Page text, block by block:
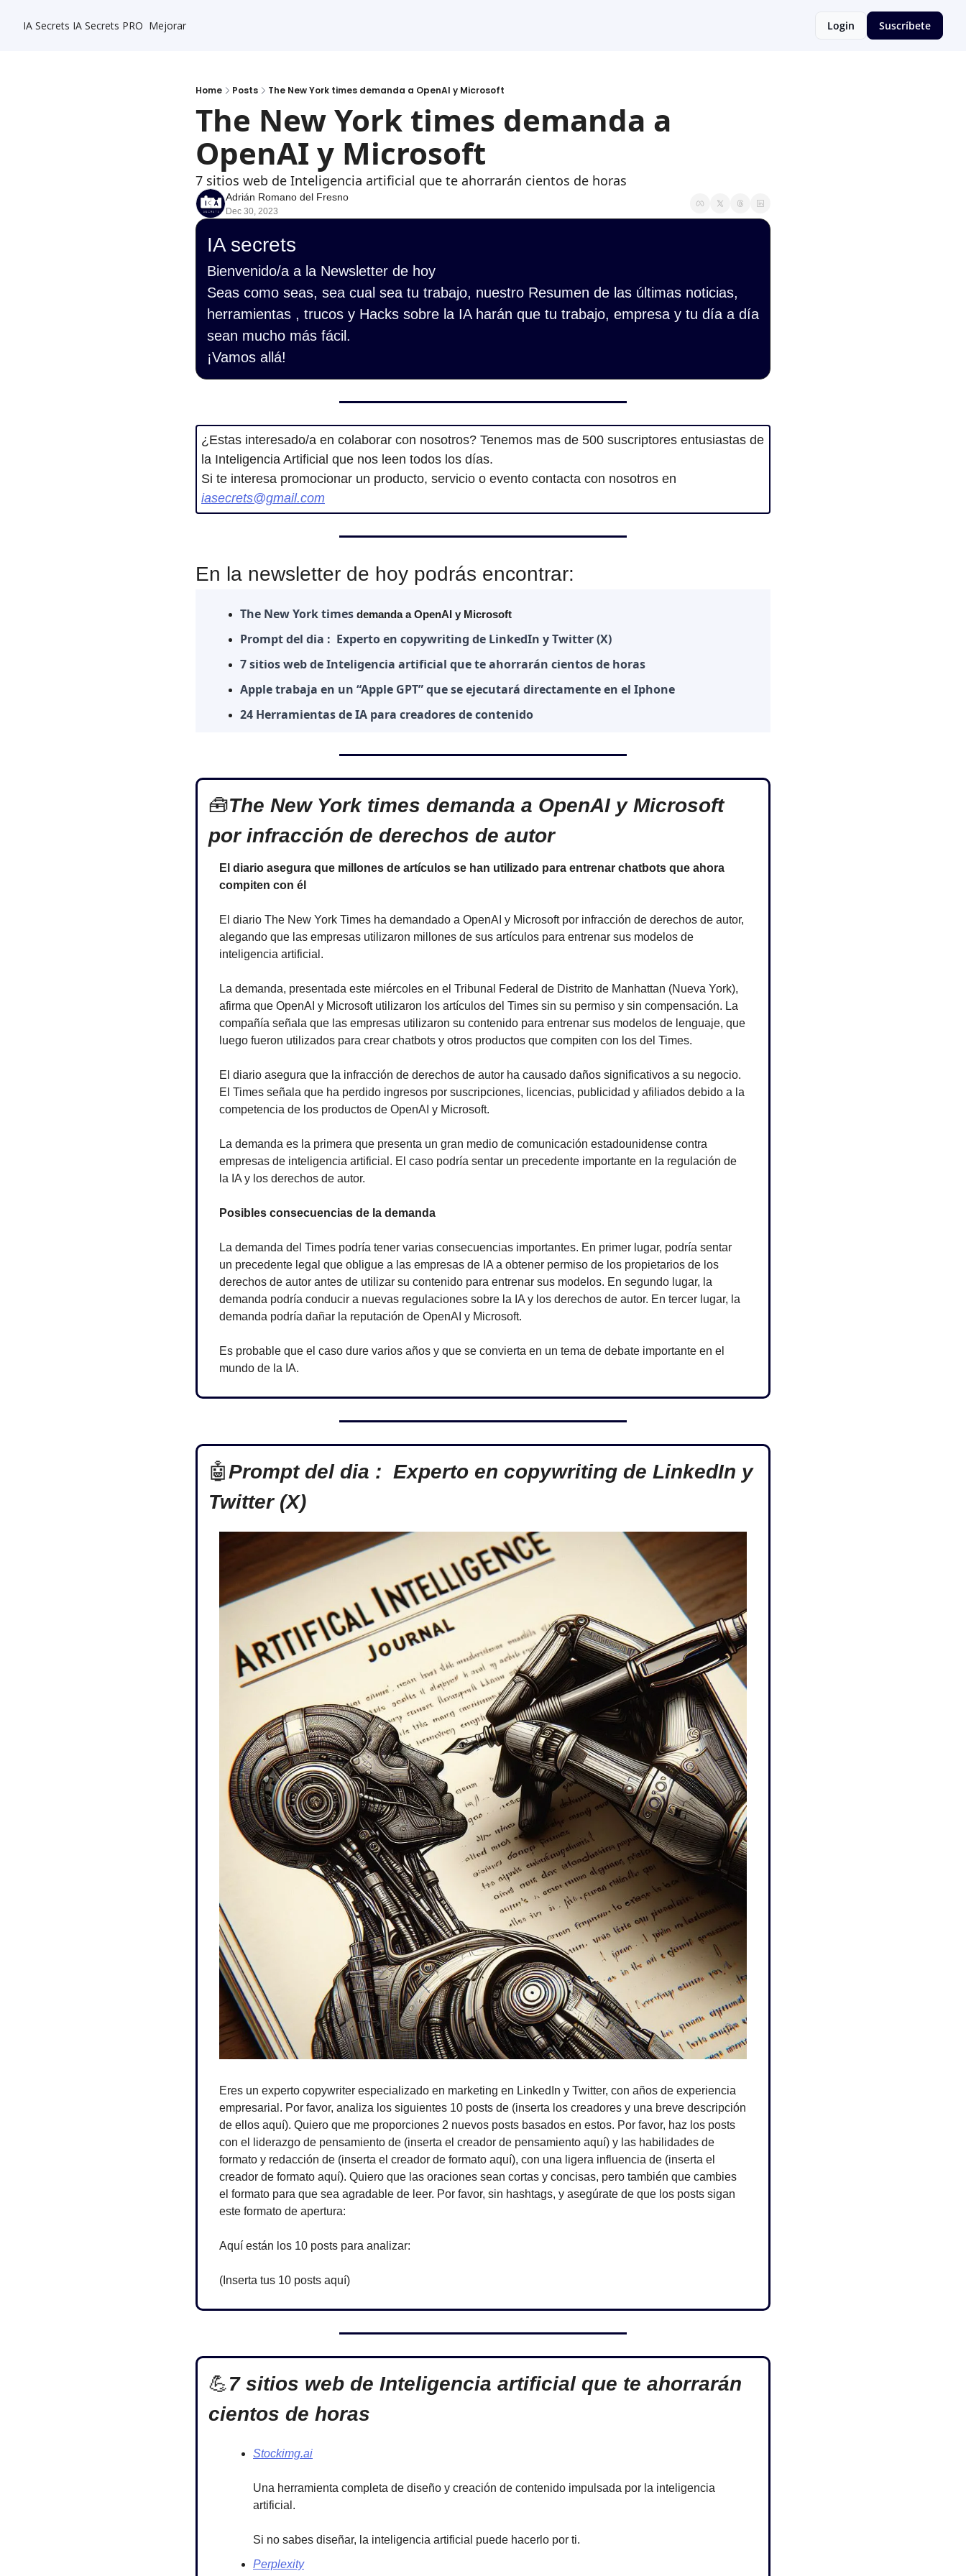
IA Secrets IA Secrets PRO Mejorar Login Suscríbete
Home Posts The New York times demanda a OpenAI y Microsoft
The New York times demanda a
OpenAI y Microsoft
7 sitios web de Inteligencia artificial que te ahorrarán cientos de horas
Adrián Romano del Fresno
Dec 30, 2023
IA secrets
Bienvenido/a a la Newsletter de hoy
Seas como seas, sea cual sea tu trabajo, nuestro Resumen de las últimas noticias,
herramientas , trucos y Hacks sobre la IA harán que tu trabajo, empresa y tu día a día
sean mucho más fácil.
¡Vamos allá!
¿Estas interesado/a en colaborar con nosotros? Tenemos mas de 500 suscriptores entusiastas de
la Inteligencia Artificial que nos leen todos los días.
iasecrets@gmail.com
En la newsletter de hoy podrás encontrar:
The New York times demanda a OpenAI y Microsoft
Prompt del dia :  Experto en copywriting de LinkedIn y Twitter (X)
7 sitios web de Inteligencia artificial que te ahorrarán cientos de horas
Apple trabaja en un “Apple GPT” que se ejecutará directamente en el Iphone
24 Herramientas de IA para creadores de contenido
🧰The New York times demanda a OpenAI y Microsoft
por infracción de derechos de autor
El diario asegura que millones de artículos se han utilizado para entrenar chatbots que ahora
compiten con él
El diario The New York Times ha demandado a OpenAI y Microsoft por infracción de derechos de autor,
alegando que las empresas utilizaron millones de sus artículos para entrenar sus modelos de
inteligencia artificial.
La demanda, presentada este miércoles en el Tribunal Federal de Distrito de Manhattan (Nueva York),
afirma que OpenAI y Microsoft utilizaron los artículos del Times sin su permiso y sin compensación. La
compañía señala que las empresas utilizaron su contenido para entrenar sus modelos de lenguaje, que
luego fueron utilizados para crear chatbots y otros productos que compiten con los del Times.
El diario asegura que la infracción de derechos de autor ha causado daños significativos a su negocio.
El Times señala que ha perdido ingresos por suscripciones, licencias, publicidad y afiliados debido a la
competencia de los productos de OpenAI y Microsoft.
La demanda es la primera que presenta un gran medio de comunicación estadounidense contra
empresas de inteligencia artificial. El caso podría sentar un precedente importante en la regulación de
la IA y los derechos de autor.
Posibles consecuencias de la demanda
La demanda del Times podría tener varias consecuencias importantes. En primer lugar, podría sentar
un precedente legal que obligue a las empresas de IA a obtener permiso de los propietarios de los
derechos de autor antes de utilizar su contenido para entrenar sus modelos. En segundo lugar, la
demanda podría conducir a nuevas regulaciones sobre la IA y los derechos de autor. En tercer lugar, la
demanda podría dañar la reputación de OpenAI y Microsoft.
Es probable que el caso dure varios años y que se convierta en un tema de debate importante en el
mundo de la IA.
🤖Prompt del dia :  Experto en copywriting de LinkedIn y
Twitter (X)
Eres un experto copywriter especializado en marketing en LinkedIn y Twitter, con años de experiencia
empresarial. Por favor, analiza los siguientes 10 posts de (inserta los creadores y una breve descripción
de ellos aquí). Quiero que me proporciones 2 nuevos posts basados en estos. Por favor, haz los posts
con el liderazgo de pensamiento de (inserta el creador de pensamiento aquí) y las habilidades de
formato y redacción de (inserta el creador de formato aquí), con una ligera influencia de (inserta el
creador de formato aquí). Quiero que las oraciones sean cortas y concisas, pero también que cambies
el formato para que sea agradable de leer. Por favor, sin hashtags, y asegúrate de que los posts sigan
este formato de apertura:
Aquí están los 10 posts para analizar:
(Inserta tus 10 posts aquí)
💪7 sitios web de Inteligencia artificial que te ahorrarán
cientos de horas
Stockimg.ai
Una herramienta completa de diseño y creación de contenido impulsada por la inteligencia
artificial.
Si no sabes diseñar, la inteligencia artificial puede hacerlo por ti.
Perplexity